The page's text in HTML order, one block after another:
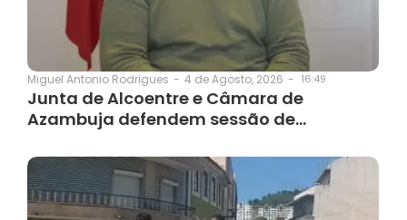
Miguel Antonio Rodrigues - 4 de Agosto, 2026 - 16:49
Junta de Alcoentre e Câmara de
Azambuja defendem sessão de…